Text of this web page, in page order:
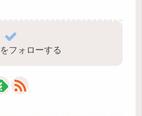
フォローする